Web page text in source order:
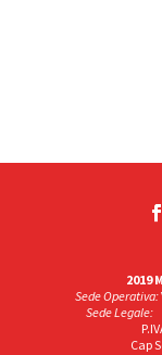
2019
Sede Operativa:
Sede Legale:
Cap